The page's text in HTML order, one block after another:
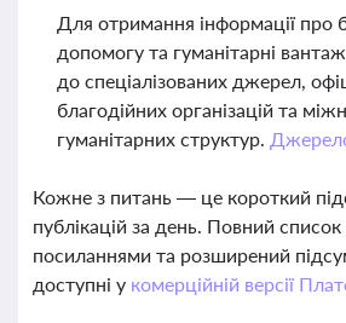
Для отримання інформації про
допомогу та гуманітарні
до спеціалізованих джерел,
благодійних організацій та
гуманітарних структур.
Кожне з питань — це короткий
публікацій за день. Повний
посиланнями та розширений
доступні у комерційній версії